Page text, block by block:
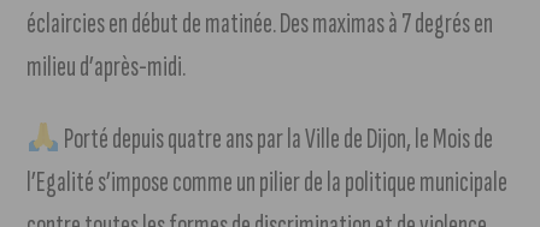
éclaircies en début de matinée. Des maximas à 7 degrés en
milieu d’après-midi.
Porté depuis quatre ans par la Ville de Dijon, le Mois de
l’Egalité s’impose comme un pilier de la politique municipale